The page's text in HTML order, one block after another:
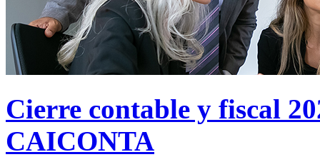
Cierre contable y fiscal
CAICONTA